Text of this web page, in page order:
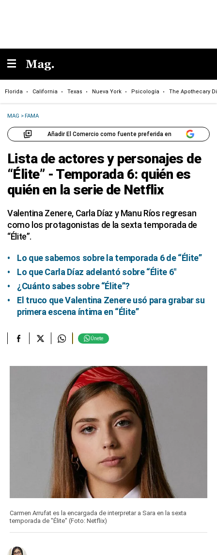
Florida California Texas Nueva York Psicología The Apothecary
MAG >FAMA
Añadir El Comercio como fuente preferida en
Lista de actores y personajes de
“Élite” - Temporada 6: quién es
quién en la serie de Netflix
Valentina Zenere, Carla Díaz y Manu Ríos regresan
como los protagonistas de la sexta temporada de
“Élite”.
Lo que sabemos sobre la temporada 6 de “Élite”
Lo que Carla Díaz adelantó sobre “Élite 6″
¿Cuánto sabes sobre “Élite”?
El truco que Valentina Zenere usó para grabar su
primera escena íntima en “Élite”
Únete
Carmen Arrufat es la encargada de interpretar a Sara en la sexta
temporada de "Élite" (Foto: Netflix)